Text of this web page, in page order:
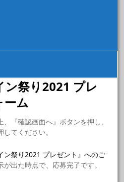
祭り2021 プレ
ーム
『確認画面へ』ボタンを押し、
てください。
ン祭り2021 プレゼント』へのご
が出た時点で、応募完了です。